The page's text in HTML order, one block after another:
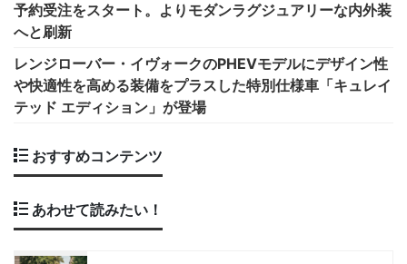
予約受注をスタート。よりモダンラグジュアリーな内外装
へと刷新
レンジローバー・イヴォークのPHEVモデルにデザイン性
や快適性を高める装備をプラスした特別仕様車「キュレイ
テッド エディション」が登場
おすすめコンテンツ
あわせて読みたい！